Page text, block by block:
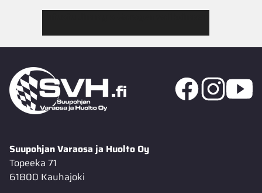
Suupohjan Varaosa ja Huolto Oy
Topeeka 71
61800 Kauhajoki